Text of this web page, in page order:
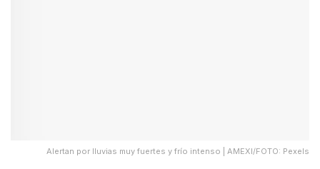
Alertan por lluvias muy fuertes y frío intenso | AMEXI/FOTO: Pexels